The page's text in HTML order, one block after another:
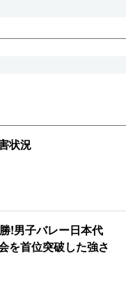
状況
!男子バレー日本代
を首位突破した強さ